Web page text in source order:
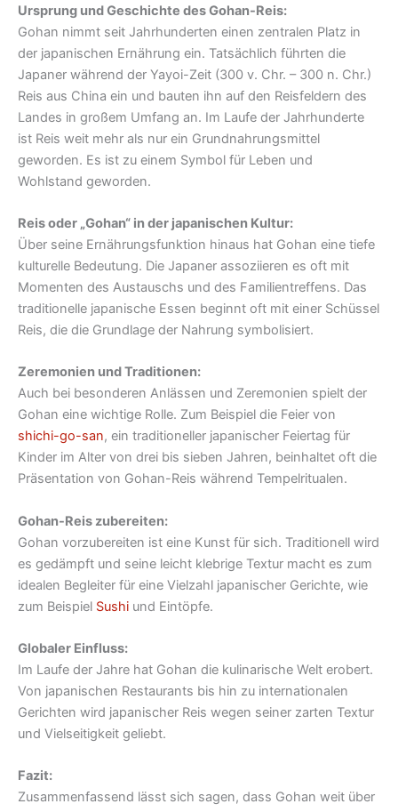
Ursprung und Geschichte des Gohan-Reis:
Gohan nimmt seit Jahrhunderten einen zentralen Platz in
der japanischen Ernährung ein. Tatsächlich führten die
Japaner während der Yayoi-Zeit (300 v. Chr. – 300 n. Chr.)
Reis aus China ein und bauten ihn auf den Reisfeldern des
Landes in großem Umfang an. Im Laufe der Jahrhunderte
ist Reis weit mehr als nur ein Grundnahrungsmittel
geworden. Es ist zu einem Symbol für Leben und
Wohlstand geworden.
Reis oder „Gohan“ in der japanischen Kultur:
Über seine Ernährungsfunktion hinaus hat Gohan eine tiefe
kulturelle Bedeutung. Die Japaner assoziieren es oft mit
Momenten des Austauschs und des Familientreffens. Das
traditionelle japanische Essen beginnt oft mit einer Schüssel
Reis, die die Grundlage der Nahrung symbolisiert.
Zeremonien und Traditionen:
Auch bei besonderen Anlässen und Zeremonien spielt der
Gohan eine wichtige Rolle. Zum Beispiel die Feier von
shichi-go-san, ein traditioneller japanischer Feiertag für
Kinder im Alter von drei bis sieben Jahren, beinhaltet oft die
Präsentation von Gohan-Reis während Tempelritualen.
Gohan-Reis zubereiten:
Gohan vorzubereiten ist eine Kunst für sich. Traditionell wird
es gedämpft und seine leicht klebrige Textur macht es zum
idealen Begleiter für eine Vielzahl japanischer Gerichte, wie
zum Beispiel Sushi und Eintöpfe.
Globaler Einfluss:
Im Laufe der Jahre hat Gohan die kulinarische Welt erobert.
Von japanischen Restaurants bis hin zu internationalen
Gerichten wird japanischer Reis wegen seiner zarten Textur
und Vielseitigkeit geliebt.
Fazit:
Zusammenfassend lässt sich sagen, dass Gohan weit über